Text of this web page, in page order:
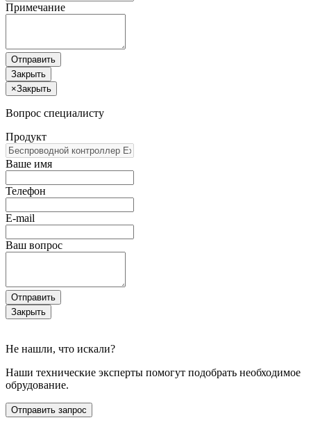
Примечание
Отправить
Закрыть
×Закрыть
Вопрос специалисту
Продукт
Ваше имя
Телефон
E-mail
Ваш вопрос
Отправить
Закрыть
Не нашли, что искали?
Наши технические эксперты помогут подобрать необходимое
обрудование.
Отправить запрос